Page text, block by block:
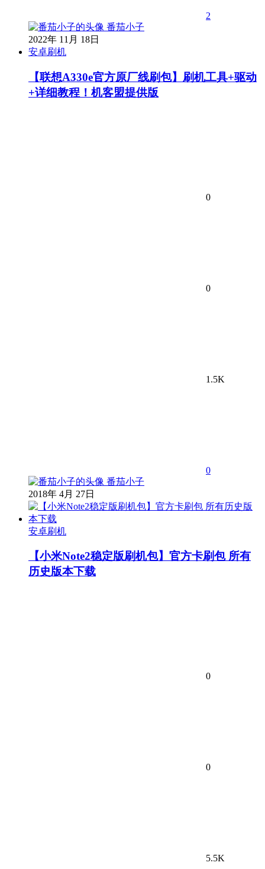
2
番茄小子
2022年 11月 18日
安卓刷机
【联想A330e官方原厂线刷包】刷机工具+驱动
+详细教程！机客盟提供版
0
0
1.5K
0
番茄小子
2018年 4月 27日
安卓刷机
【小米Note2稳定版刷机包】官方卡刷包 所有
历史版本下载
0
0
5.5K